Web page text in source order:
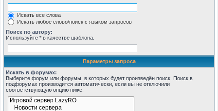
Искать все слова
Искать любое слово/поиск с языком запросов
Поиск по автору:
Используйте * в качестве шаблона.
Параметры запроса
Искать в форумах:
Выберите форум или форумы, в которых будет произведён поиск. Поиск в
подфорумах производится автоматически, если вы не отключили
соответствующую опцию ниже.